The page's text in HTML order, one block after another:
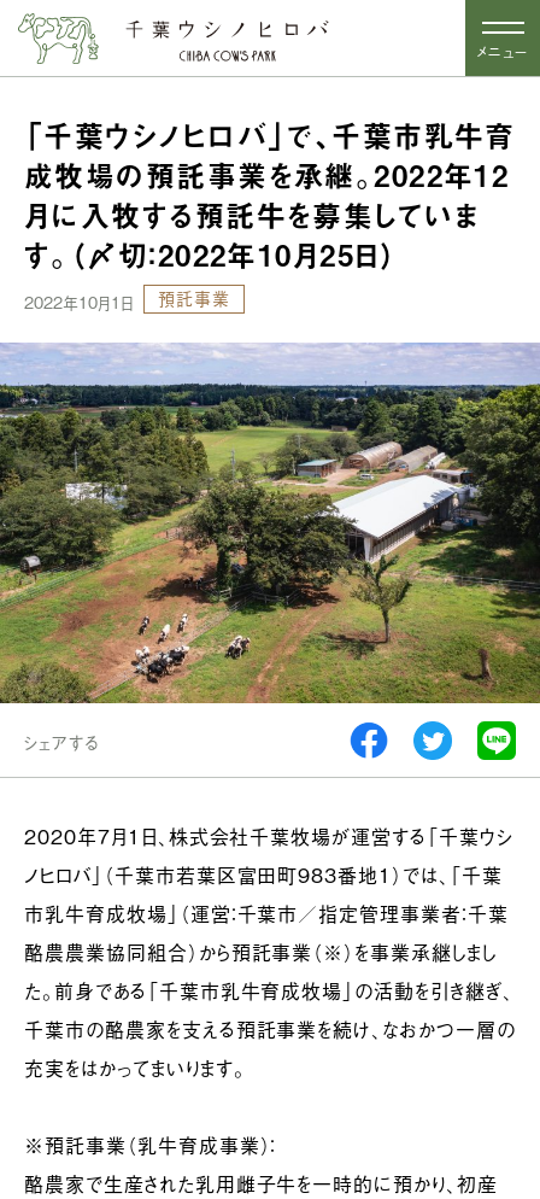
メニュー
「千葉ウシノヒロバ」で、千葉市乳牛育
成牧場の預託事業を承継。2022年12
月に入牧する預託牛を募集していま
す。（〆切：2022年10月25日）
2022年10月1日 預託事業
シェアする
2020年７月1日、株式会社千葉牧場が運営する「千葉ウシ
ノヒロバ」（千葉市若葉区富田町983番地1）では、「千葉
市乳牛育成牧場」（運営：千葉市／指定管理事業者：千葉
酪農農業協同組合）から預託事業（※）を事業承継しまし
た。前身である「千葉市乳牛育成牧場」の活動を引き継ぎ、
千葉市の酪農家を支える預託事業を続け、なおかつ一層の
充実をはかってまいります。
※預託事業（乳牛育成事業）：
酪農家で生産された乳用雌子牛を一時的に預かり、初産